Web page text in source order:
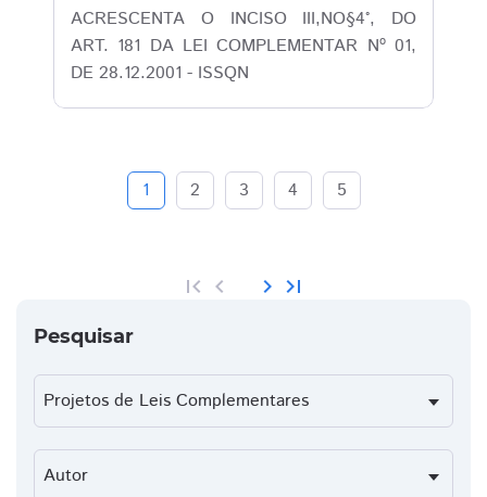
ACRESCENTA O INCISO III,NO§4°, DO
ART. 181 DA LEI COMPLEMENTAR Nº 01,
DE 28.12.2001 - ISSQN
first_page chevron_left
1 2 3 4 5
chevron_right last_page
Pesquisar